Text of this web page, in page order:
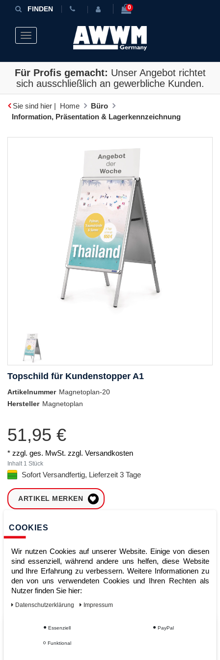
FINDEN 0
Toggle navigation
Für Profis gemacht: Unser Angebot richtet
sich ausschließlich an gewerbliche Kunden.
Sie sind hier | Home
Büro
Information, Präsentation & Lagerkennzeichnung
Topschild für Kundenstopper A1
Artikelnummer Magnetoplan-20
Hersteller Magnetoplan
51,95 €
* zzgl. ges. MwSt. zzgl. Versandkosten
Inhalt 1 Stück
Sofort Versandfertig, Lieferzeit 3 Tage
ARTIKEL MERKEN
ZUM WARENKORB
HINZUFÜGEN
Sofort lieferbar
Kauf auf Rechnung
Vom Profi für Profis - Ihre Vorteile
COOKIES
Wir nutzen Cookies auf unserer Website. Einige von diesen
sind essenziell, während andere uns helfen, diese Website
und Ihre Erfahrung zu verbessern. Weitere Informationen zu
den von uns verwendeten Cookies und Ihren Rechten als
Nutzer finden Sie hier:
Daten­schutz­erklärung Impressum
Essenziell PayPal
Funktional